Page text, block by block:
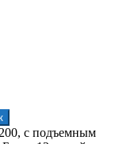
с подъемным